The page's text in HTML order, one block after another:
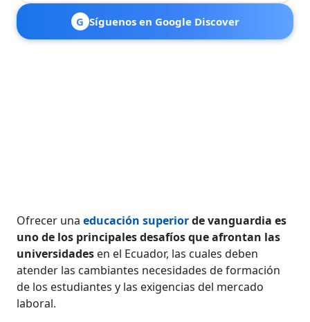
G Síguenos en Google Discover
Ofrecer unaeducación superiorde vanguardia es
uno de los principales desafíos que afrontan las
universidades en el Ecuador, las cuales deben
atender las cambiantes necesidades de formación
de los estudiantes y las exigencias del mercado
laboral.